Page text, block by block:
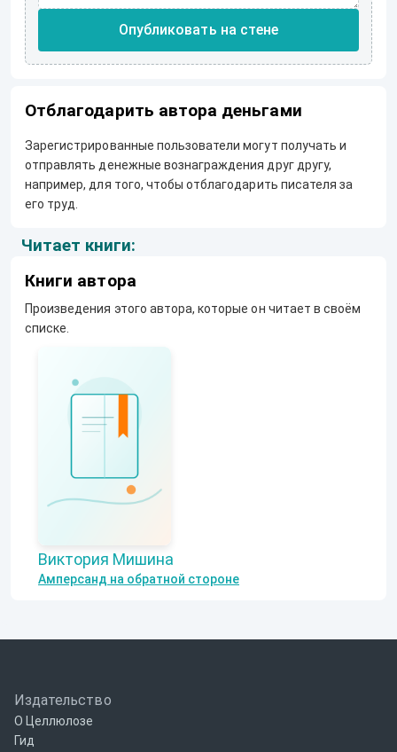
Опубликовать на стене
Отблагодарить автора деньгами
Зарегистрированные пользователи могут получать и
отправлять денежные вознаграждения друг другу,
например, для того, чтобы отблагодарить писателя за
его труд.
Читает книги:
Книги автора
Произведения этого автора, которые он читает в своём
списке.
Виктория Мишина
Амперсанд на обратной стороне
Издательство
О Целлюлозе
Гид